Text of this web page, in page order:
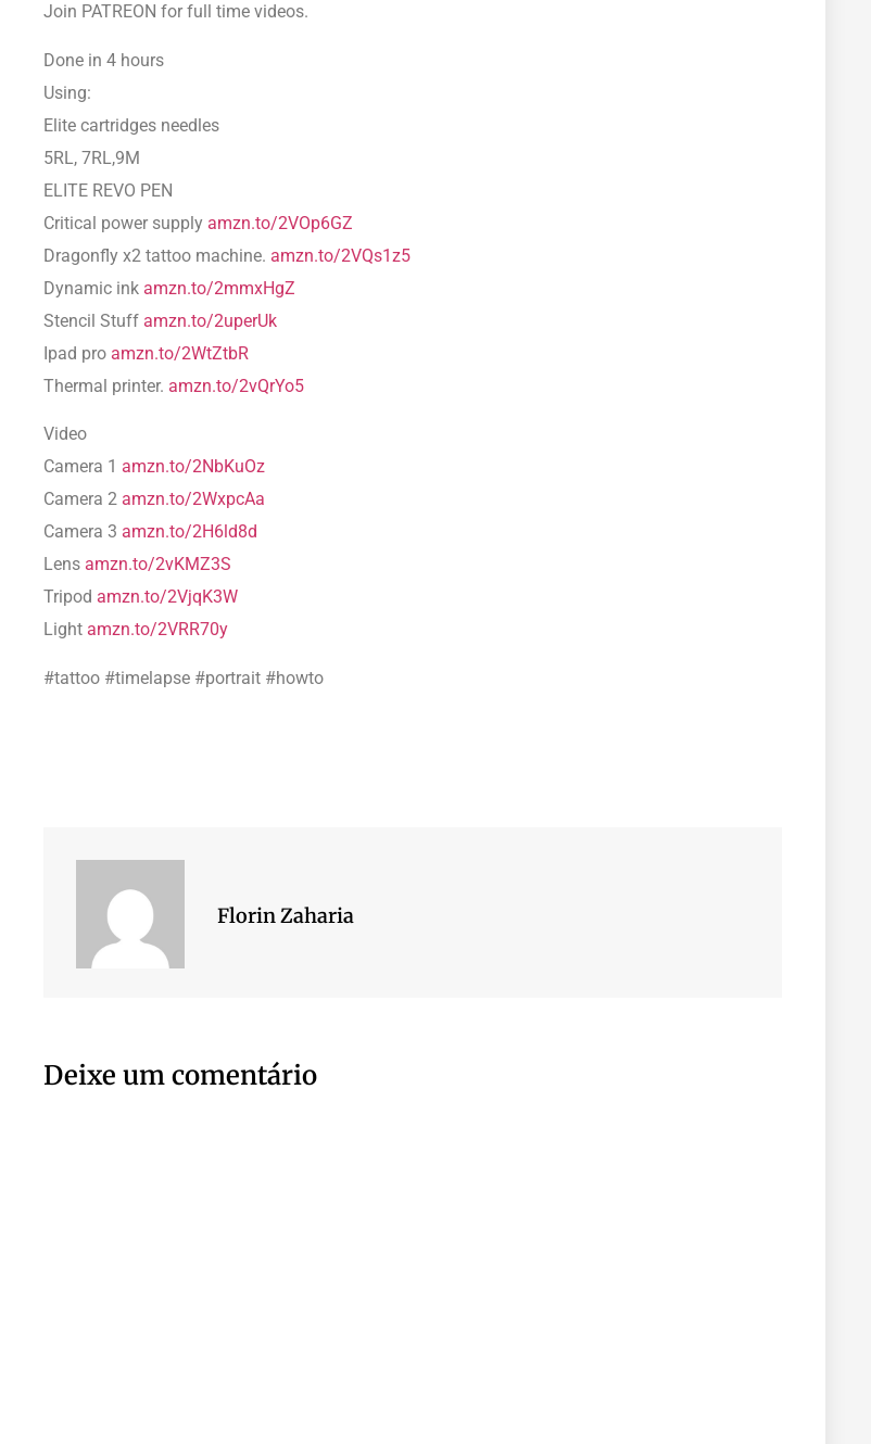
Join PATREON for full time videos.
Done in 4 hours
Using:
Elite cartridges needles
5RL, 7RL,9M
ELITE REVO PEN
Critical power supply amzn.to/2VOp6GZ
Dragonfly x2 tattoo machine. amzn.to/2VQs1z5
Dynamic ink amzn.to/2mmxHgZ
Stencil Stuff amzn.to/2uperUk
Ipad pro amzn.to/2WtZtbR
Thermal printer. amzn.to/2vQrYo5
Video
Camera 1 amzn.to/2NbKuOz
Camera 2 amzn.to/2WxpcAa
Camera 3 amzn.to/2H6ld8d
Lens amzn.to/2vKMZ3S
Tripod amzn.to/2VjqK3W
Light amzn.to/2VRR70y
#tattoo #timelapse #portrait #howto
Florin Zaharia
Deixe um comentário